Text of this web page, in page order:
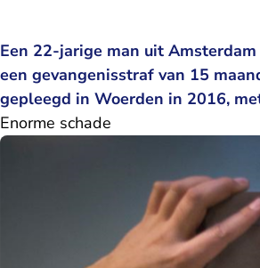
Een 22-jarige man uit
een gevangenisstraf van 15
gepleegd in Woerden in 2016,
Enorme schade